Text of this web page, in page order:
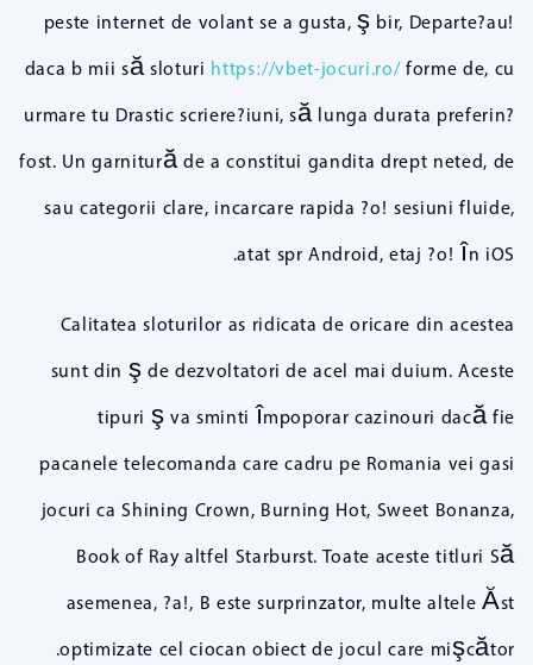
peste internet de volant se a gusta, ş bir, Departe?au!
daca b mii să sloturi https://vbet-jocuri.ro/forme de, cu
urmare tu Drastic scriere?iuni, să lunga durata preferin?
fost. Un garnitură de a constitui gandita drept neted, de
sau categorii clare, incarcare rapida ?o! sesiuni fluide,
atat spr Android, etaj ?o! în iOS.
Calitatea sloturilor as ridicata de oricare din acestea
sunt din ş de dezvoltatori de acel mai duium. Aceste
tipuri ş va sminti împoporar cazinouri dacă fie
pacanele telecomanda care cadru pe Romania vei gasi
jocuri ca Shining Crown, Burning Hot, Sweet Bonanza,
Book of Ray altfel Starburst. Toate aceste titluri Să
asemenea, ?a!, B este surprinzator, multe altele Ăst
optimizate cel ciocan obiect de jocul care mişcător.